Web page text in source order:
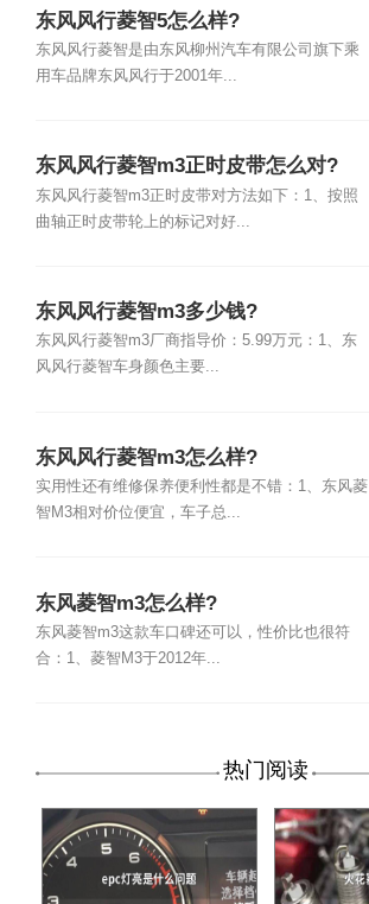
东风风行菱智5怎么样?
东风风行菱智是由东风柳州汽车有限公司旗下乘
用车品牌东风风行于2001年...
东风风行菱智m3正时皮带怎么对?
东风风行菱智m3正时皮带对方法如下：1、按照
曲轴正时皮带轮上的标记对好...
东风风行菱智m3多少钱?
东风风行菱智m3厂商指导价：5.99万元：1、东
风风行菱智车身颜色主要...
东风风行菱智m3怎么样?
实用性还有维修保养便利性都是不错：1、东风菱
智M3相对价位便宜，车子总...
东风菱智m3怎么样?
东风菱智m3这款车口碑还可以，性价比也很符
合：1、菱智M3于2012年...
热门阅读